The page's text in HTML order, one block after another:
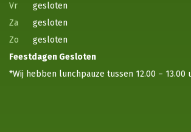
Vr
gesloten
Za
gesloten
Zo
gesloten
Feestdagen Gesloten
*Wij hebben lunchpauze tussen 12.00 – 13.00